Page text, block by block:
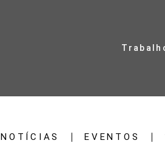
NOTÍCIAS EVENTOS